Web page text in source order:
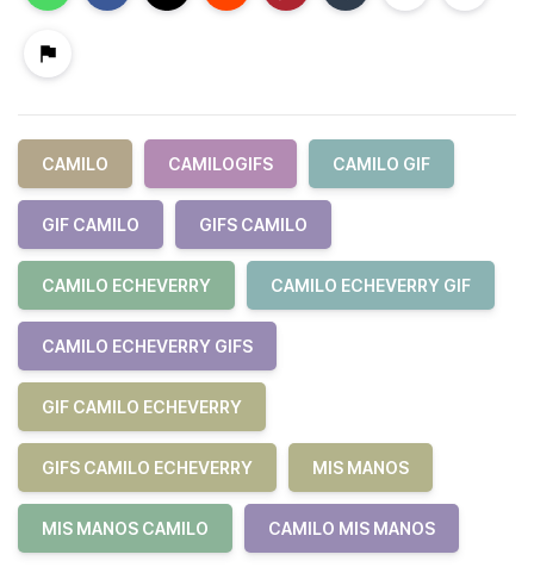
CAMILO CAMILOGIFS CAMILO GIF
GIF CAMILO GIFS CAMILO
CAMILO ECHEVERRY CAMILO ECHEVERRY GIF
CAMILO ECHEVERRY GIFS
GIF CAMILO ECHEVERRY
GIFS CAMILO ECHEVERRY MIS MANOS
MIS MANOS CAMILO CAMILO MIS MANOS